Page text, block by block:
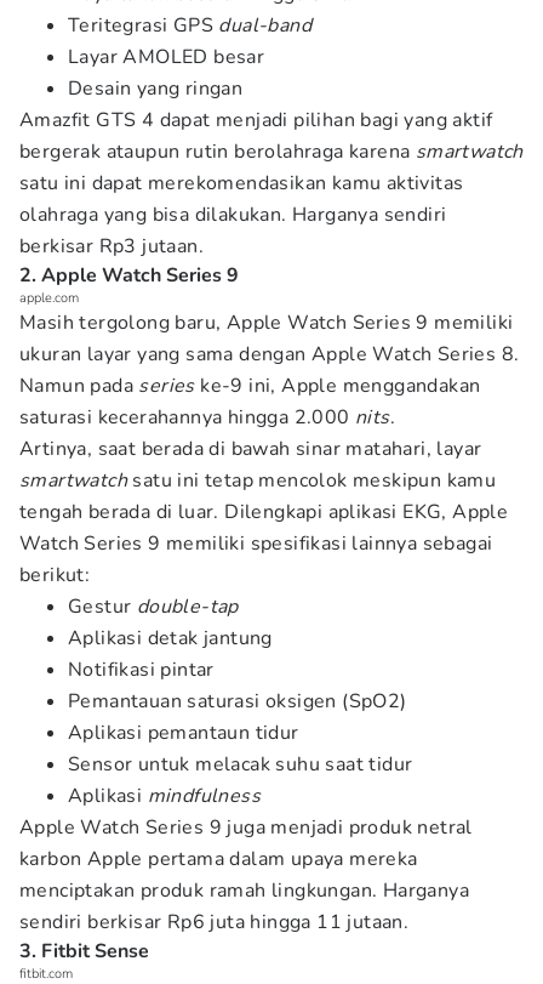
Teritegrasi GPS dual-band
Layar AMOLED besar
Desain yang ringan
Amazfit GTS 4 dapat menjadi pilihan bagi yang aktif
bergerak ataupun rutin berolahraga karena smartwatch
satu ini dapat merekomendasikan kamu aktivitas
olahraga yang bisa dilakukan. Harganya sendiri
berkisar Rp3 jutaan.
2. Apple Watch Series 9
apple.com
Masih tergolong baru, Apple Watch Series 9 memiliki
ukuran layar yang sama dengan Apple Watch Series 8.
Namun pada serieske-9 ini, Apple menggandakan
saturasi kecerahannya hingga 2.000 nits.
Artinya, saat berada di bawah sinar matahari, layar
smartwatchsatu ini tetap mencolok meskipun kamu
tengah berada di luar. Dilengkapi aplikasi EKG, Apple
Watch Series 9 memiliki spesifikasi lainnya sebagai
berikut:
Gestur double-tap
Aplikasi detak jantung
Notifikasi pintar
Pemantauan saturasi oksigen (SpO2)
Aplikasi pemantaun tidur
Sensor untuk melacak suhu saat tidur
Aplikasi mindfulness
Apple Watch Series 9 juga menjadi produk netral
karbon Apple pertama dalam upaya mereka
menciptakan produk ramah lingkungan. Harganya
sendiri berkisar Rp6 juta hingga 11 jutaan.
3. Fitbit Sense
fitbit.com